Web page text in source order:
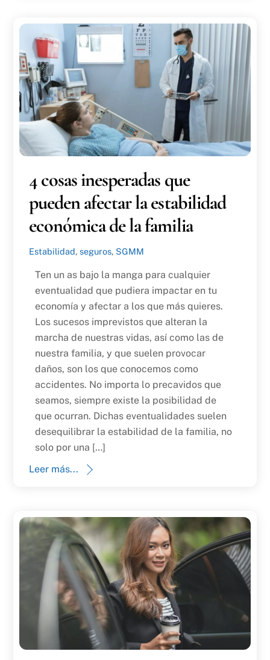
4 cosas inesperadas que
pueden afectar la estabilidad
económica de la familia
Estabilidad, seguros, SGMM
Ten un as bajo la manga para cualquier
eventualidad que pudiera impactar en tu
economía y afectar a los que más quieres.
Los sucesos imprevistos que alteran la
marcha de nuestras vidas, así como las de
nuestra familia, y que suelen provocar
daños, son los que conocemos como
accidentes. No importa lo precavidos que
seamos, siempre existe la posibilidad de
que ocurran. Dichas eventualidades suelen
desequilibrar la estabilidad de la familia, no
solo por una […]
Leer más...